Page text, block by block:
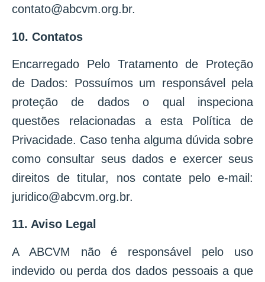
contato@abcvm.org.br.
10. Contatos
Encarregado Pelo Tratamento de Proteção
de Dados: Possuímos um responsável pela
proteção de dados o qual inspeciona
questões relacionadas a esta Política de
Privacidade. Caso tenha alguma dúvida sobre
como consultar seus dados e exercer seus
direitos de titular, nos contate pelo e-mail:
juridico@abcvm.org.br.
11. Aviso Legal
A ABCVM não é responsável pelo uso
indevido ou perda dos dados pessoais a que